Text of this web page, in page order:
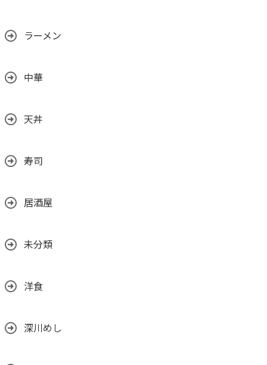
ラーメン
中華
天丼
寿司
居酒屋
未分類
洋食
深川めし